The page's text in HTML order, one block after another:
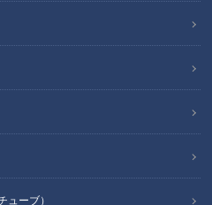
ューブ）
プス」
ナンシェ』
アントコーンできたて品』
チップス」